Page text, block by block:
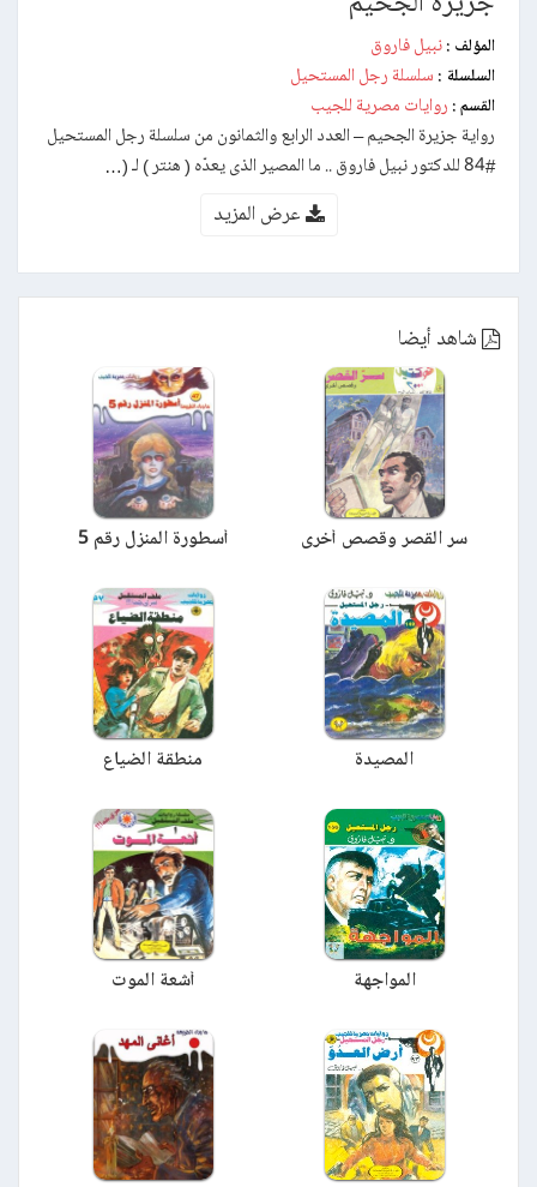
المؤلف : نبيل فاروق
السلسلة : سلسلة رجل المستحيل
القسم : روايات مصرية للجيب
رواية جزيرة الجحيم – العدد الرابع والثمانون من سلسلة رجل المستحيل
#84 للدكتور نبيل فاروق .. ما المصير الذى يعدّه ( هنتر ) لـ (…
عرض المزيد
شاهد أيضا
سر القصر وقصص أخرى أسطورة المنزل رقم 5
المصيدة منطقة الضياع
المواجهة أشعة الموت